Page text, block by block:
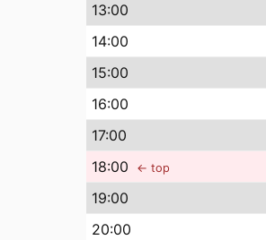
13:00
14:00
15:00
16:00
17:00
18:00 ← top
19:00
20:00